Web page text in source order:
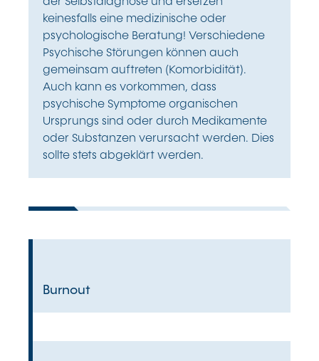
keinesfalls eine medizinische oder
psychologische Beratung! Verschiedene
Psychische Störungen können auch
gemeinsam auftreten (Komorbidität).
Auch kann es vorkommen, dass
psychische Symptome organischen
Ursprungs sind oder durch Medikamente
oder Substanzen verursacht werden. Dies
sollte stets abgeklärt werden.
Burnout